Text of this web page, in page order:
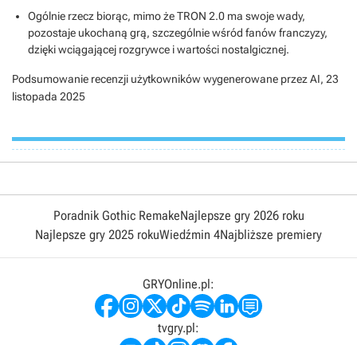
Ogólnie rzecz biorąc, mimo że TRON 2.0 ma swoje wady,
pozostaje ukochaną grą, szczególnie wśród fanów franczyzy,
dzięki wciągającej rozgrywce i wartości nostalgicznej.
Podsumowanie recenzji użytkowników wygenerowane przez AI, 23
listopada 2025
Poradnik Gothic RemakeNajlepsze gry 2026 roku
Najlepsze gry 2025 rokuWiedźmin 4Najbliższe premiery
GRYOnline.pl:
tvgry.pl: